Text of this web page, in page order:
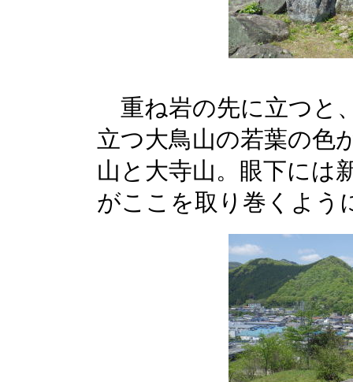
重ね岩の先に立つと
立つ大鳥山の若葉の色
山と大寺山。眼下には
がここを取り巻くよう